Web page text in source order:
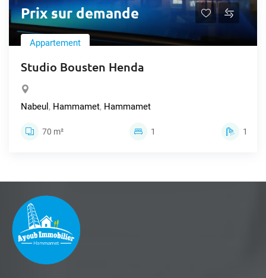
Prix sur demande
Appartement
Studio Bousten Henda
Nabeul , Hammamet, Hammamet
70 m² 1 1